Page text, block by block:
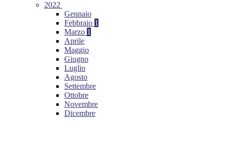
2022
Gennaio
Febbraio 1
Marzo 1
Aprile
Maggio
Giugno
Luglio
Agosto
Settembre
Ottobre
Novembre
Dicembre